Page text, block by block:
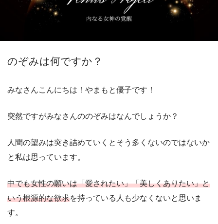
のぞみは何ですか？
みなさんこんにちは！やまもと優子です！
突然ですがみなさんののぞみはなんでしょうか？
人間の望みは突き詰めていくとそう多くないのではないか
と私は思っています。
中でも女性の願いは「愛されたい」「美しくありたい」と
いう根源的な欲求を持っている人も少なくないと思いま
す。